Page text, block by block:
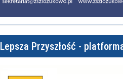
Lepsza Przyszłość -